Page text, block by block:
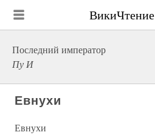
ВикиЧтение
Последний император
Пу И
Евнухи
Евнухи